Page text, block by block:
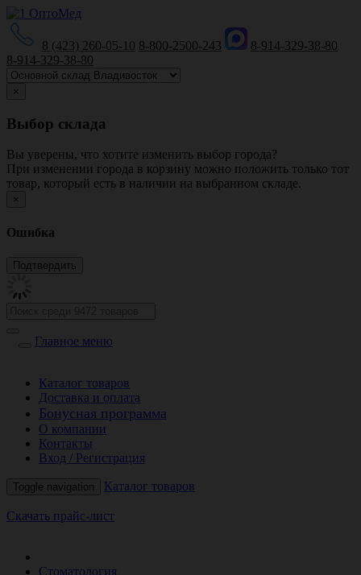
8 (423) 260-05-10 8-800-2500-243
8-914-329-38-80
8-914-329-38-80
×
Выбор склада
Вы уверены, что хотите изменить выбор города?
При изменении города в корзину можно положить только тот
товар, который есть в наличии на выбранном складе.
×
Ошибка
Главное меню
Каталог товаров
Доставка и оплата
Бонусная программа
О компании
Контакты
Вход / Регистрация
Toggle navigation Каталог товаров
Скачать прайс-лист
Стоматология